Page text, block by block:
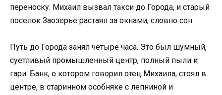
переноску. Михаил вызвал такси до Города, и старый
поселок Заозерье растаял за окнами, словно сон.
Путь до Города занял четыре часа. Это был шумный,
суетливый промышленный центр, полный пыли и
гари. Банк, о котором говорил отец Михаила, стоял в
центре, в старинном особняке с лепниной и